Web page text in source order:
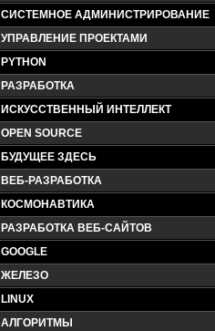
СИСТЕМНОЕ АДМИНИСТРИРОВАНИЕ
УПРАВЛЕНИЕ ПРОЕКТАМИ
PYTHON
РАЗРАБОТКА
ИСКУССТВЕННЫЙ ИНТЕЛЛЕКТ
OPEN SOURCE
БУДУЩЕЕ ЗДЕСЬ
ВЕБ-РАЗРАБОТКА
КОСМОНАВТИКА
РАЗРАБОТКА ВЕБ-САЙТОВ
GOOGLE
ЖЕЛЕЗО
LINUX
АЛГОРИТМЫ